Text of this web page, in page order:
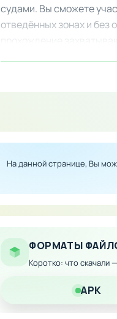
судами. Вы сможете
отведённых зонах и без
Максимальный
Скачайте
На данной странице, Вы
ФОРМАТЫ
Коротко: что скачали
APK